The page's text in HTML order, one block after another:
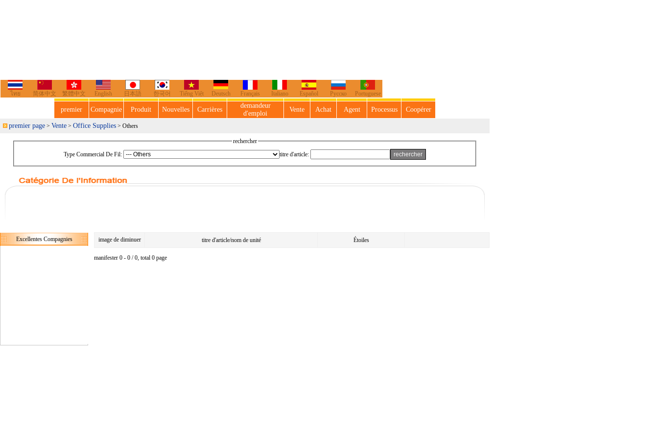
ไทย 简体中文 繁體中文 English 日本語 한국어 Tiếng Việt Deutsch Français Italiano Español Русско Portuguese
premier Compagnie Produit Nouvelles Carrières
demandeur
d'emploi
Vente Achat Agent Processus Coopérer
premier page > Vente > Office Supplies > Others
rechercher
Type Commercial De Fil:
titre d'article:
Excellentes Compagnies image de diminuer titre d'article/nom de unité Étoiles
manifester 0 - 0 / 0, total 0 page